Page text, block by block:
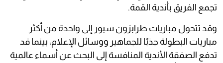
تجمع الفريق بأندية القمة.
وقد تتحول مباريات طرابزون سبور إلى واحدة من أكثر
مباريات البطولة جذبًا للجماهير ووسائل الإعلام، بينما قد
تدفع الصفقة الأندية المنافسة إلى البحث عن أسماء عالمية